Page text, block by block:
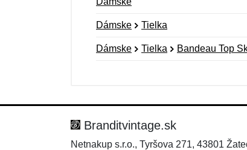
Dámske Tielka
Dámske Tielka Bandeau Top
Branditvintage.sk
Netnakup s.r.o., Tyršova 271, 43801